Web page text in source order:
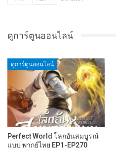
ดูการ์ตูนออนไลน์
ดูการ์ตูนออนไลน์
Perfect World โลกอันสมบูรณ์
แบบ พากย์ไทย EP1-EP270